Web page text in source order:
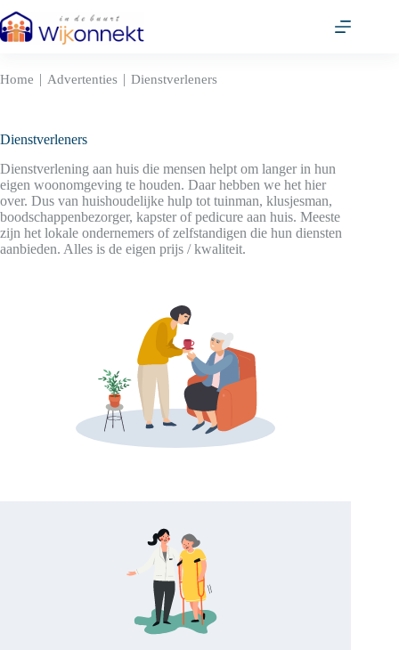
naar
de
Home | Advertenties | Dienstverleners
Dienstverleners
Dienstverlening aan huis die mensen helpt om langer in hun
eigen woonomgeving te houden. Daar hebben we het hier
over. Dus van huishoudelijke hulp tot tuinman, klusjesman,
boodschappenbezorger, kapster of pedicure aan huis. Meeste
zijn het lokale ondernemers of zelfstandigen die hun diensten
aanbieden. Alles is de eigen prijs / kwaliteit.